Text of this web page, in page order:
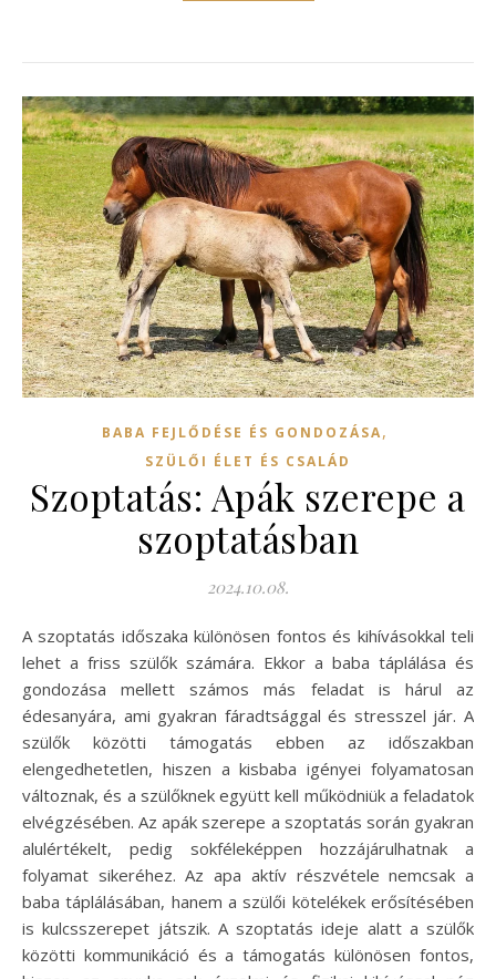
BABA FEJLŐDÉSE ÉS GONDOZÁSA,
SZÜLŐI ÉLET ÉS CSALÁD
Szoptatás: Apák szerepe a
szoptatásban
2024.10.08.
A szoptatás időszaka különösen fontos és kihívásokkal teli
lehet a friss szülők számára. Ekkor a baba táplálása és
gondozása mellett számos más feladat is hárul az
édesanyára, ami gyakran fáradtsággal és stresszel jár. A
szülők közötti támogatás ebben az időszakban
elengedhetetlen, hiszen a kisbaba igényei folyamatosan
változnak, és a szülőknek együtt kell működniük a feladatok
elvégzésében. Az apák szerepe a szoptatás során gyakran
alulértékelt, pedig sokféleképpen hozzájárulhatnak a
folyamat sikeréhez. Az apa aktív részvétele nemcsak a
baba táplálásában, hanem a szülői kötelékek erősítésében
is kulcsszerepet játszik. A szoptatás ideje alatt a szülők
közötti kommunikáció és a támogatás különösen fontos,